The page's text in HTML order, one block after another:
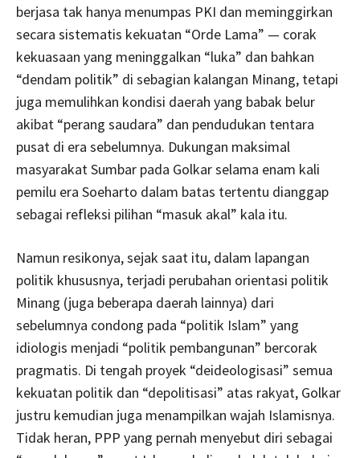
berjasa tak hanya menumpas PKI dan meminggirkan
secara sistematis kekuatan “Orde Lama” — corak
kekuasaan yang meninggalkan “luka” dan bahkan
“dendam politik” di sebagian kalangan Minang, tetapi
juga memulihkan kondisi daerah yang babak belur
akibat “perang saudara” dan pendudukan tentara
pusat di era sebelumnya. Dukungan maksimal
masyarakat Sumbar pada Golkar selama enam kali
pemilu era Soeharto dalam batas tertentu dianggap
sebagai refleksi pilihan “masuk akal” kala itu.
Namun resikonya, sejak saat itu, dalam lapangan
politik khususnya, terjadi perubahan orientasi politik
Minang (juga beberapa daerah lainnya) dari
sebelumnya condong pada “politik Islam” yang
idiologis menjadi “politik pembangunan” bercorak
pragmatis. Di tengah proyek “deideologisasi” semua
kekuatan politik dan “depolitisasi” atas rakyat, Golkar
justru kemudian juga menampilkan wajah Islamisnya.
Tidak heran, PPP yang pernah menyebut diri sebagai